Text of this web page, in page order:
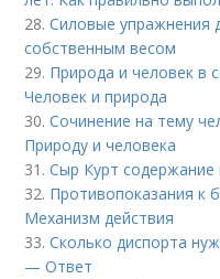
28.Силовые упражнения
собственным весом
29. Природа и человек в
Человек и природа
30.Сочинение на тему
Природу и человека
31.Сыр Курт
32. Противопоказания к
Механизм действия
33.Сколько диспорта
— Ответ